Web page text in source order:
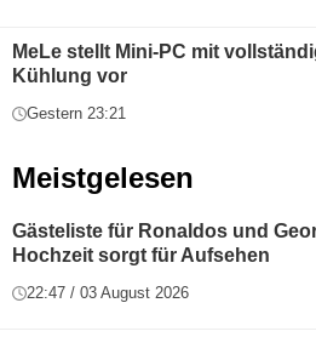
MeLe stellt Mini-PC mit
Kühlung vor
Gestern 23:21
Meistgelesen
Gästeliste für Ronaldos und
Hochzeit sorgt für Aufsehen
22:47 / 03 August 2026